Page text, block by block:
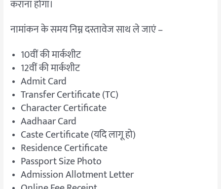
कराना होगा।
नामांकन के समय निम्न दस्तावेज साथ ले जाएं –
10वीं की मार्कशीट
12वीं की मार्कशीट
Admit Card
Transfer Certificate (TC)
Character Certificate
Aadhaar Card
Caste Certificate (यदि लागू हो)
Residence Certificate
Passport Size Photo
Admission Allotment Letter